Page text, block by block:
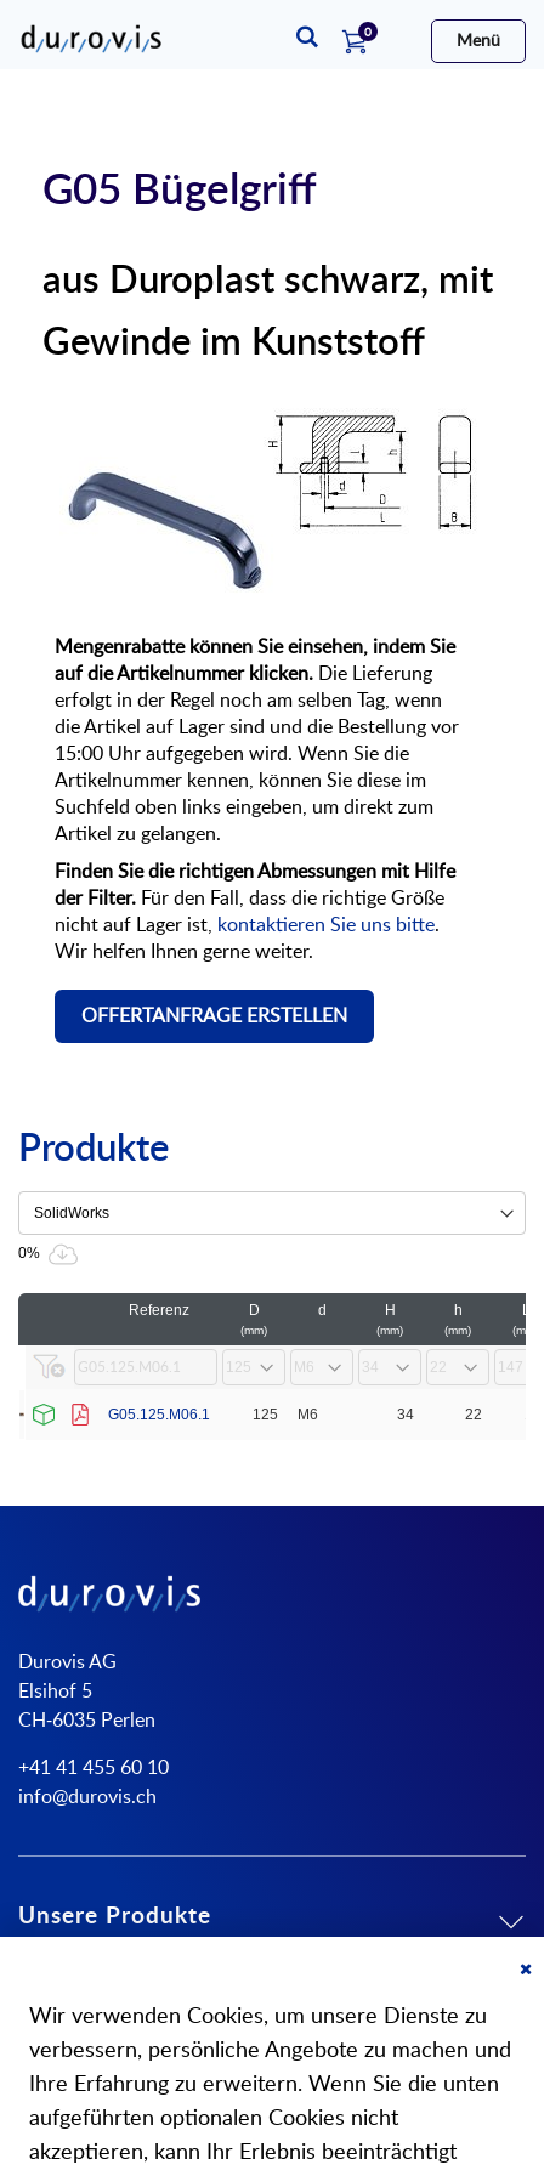
0Artikel
Menü
G05 Bügelgriff
aus Duroplast schwarz, mit
Gewinde im Kunststoff
Mengenrabatte können Sie einsehen, indem Sie
auf die Artikelnummer klicken.
Die Lieferung
erfolgt in der Regel noch am selben Tag, wenn
die Artikel auf Lager sind und die Bestellung vor
15:00 Uhr aufgegeben wird. Wenn Sie die
Artikelnummer kennen, können Sie diese im
Suchfeld oben links eingeben, um direkt zum
Artikel zu gelangen.
Finden Sie die richtigen Abmessungen mit Hilfe
der Filter. Für den Fall, dass die richtige Größe
nicht auf Lager ist,
kontaktieren Sie uns bitte.
Wir helfen Ihnen gerne weiter.
OFFERTANFRAGE ERSTELLEN
Produkte
0%
Referenz D
mm
d H
mm
h
mm
L
mm
G05.125.M06.1 125 M6 34 22
Durovis AG
Elsihof 5
CH-6035 Perlen
+41 41 455 60 10
info@durovis.ch
Unsere Produkte
Über uns
Wir verwenden Cookies, um unsere Dienste zu
verbessern, persönliche Angebote zu machen und
Ihre Erfahrung zu erweitern. Wenn Sie die unten
aufgeführten optionalen Cookies nicht
akzeptieren, kann Ihr Erlebnis beeinträchtigt